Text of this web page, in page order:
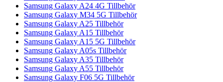
Samsung Galaxy A24 4G Tillbehör
Samsung Galaxy M34 5G Tillbehör
Samsung Galaxy A25 Tillbehör
Samsung Galaxy A15 Tillbehör
Samsung Galaxy A15 5G Tillbehör
Samsung Galaxy A05s Tillbehör
Samsung Galaxy A35 Tillbehör
Samsung Galaxy A55 Tillbehör
Samsung Galaxy F06 5G Tillbehör